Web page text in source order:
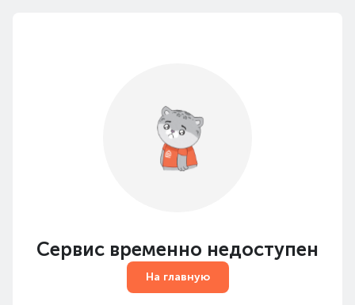
Сервис временно недоступен
На главную